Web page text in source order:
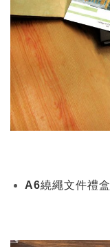
A6繞繩文件禮盒